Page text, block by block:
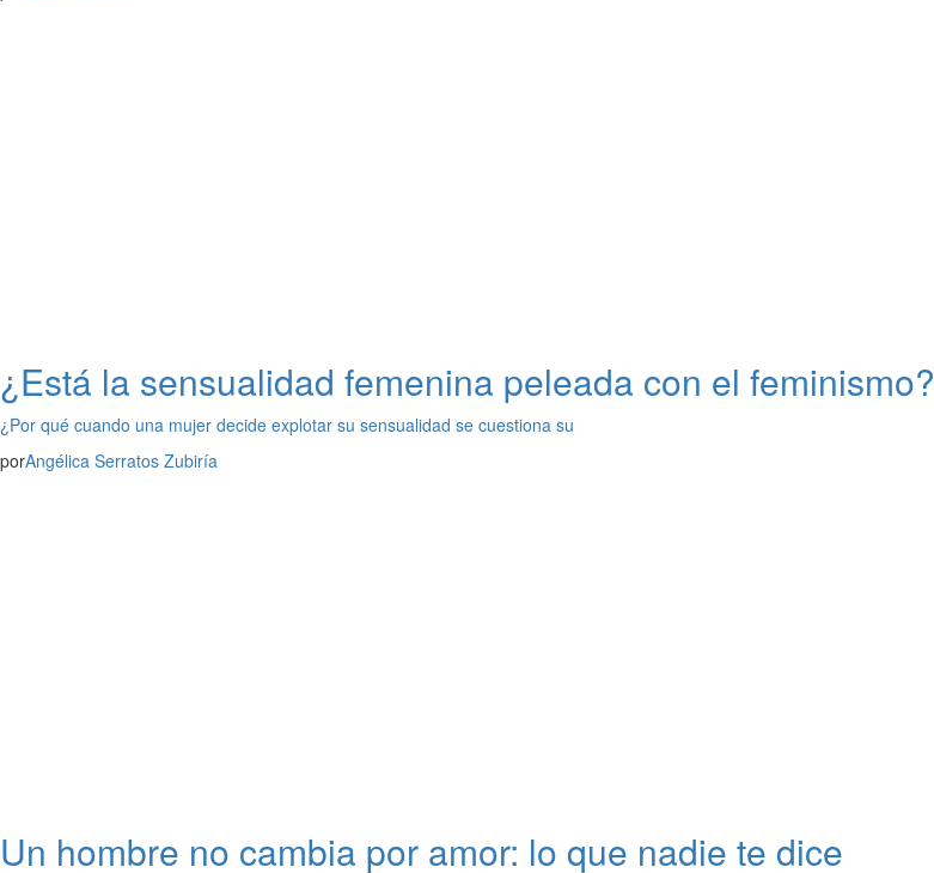
¿Está la sensualidad femenina peleada con el feminismo?
¿Por qué cuando una mujer decide explotar su sensualidad se cuestiona su
porAngélica Serratos Zubiría
Un hombre no cambia por amor: lo que nadie te dice